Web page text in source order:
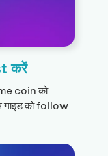
करें
coin को
को follow